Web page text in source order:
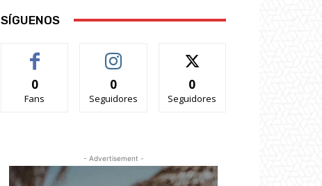
SÍGUENOS
0
Fans
0
Seguidores
0
Seguidores
- Advertisement -